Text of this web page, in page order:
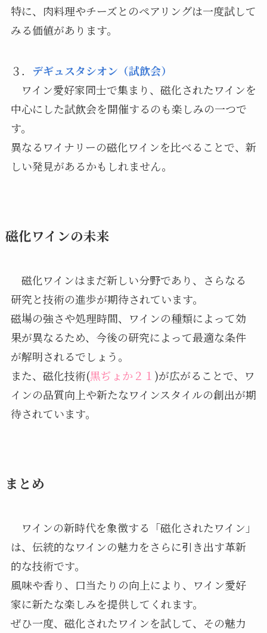
特に、肉料理やチーズとのペアリングは一度試して
みる価値があります。
３． デギュスタシオン（試飲会）
ワイン愛好家同士で集まり、磁化されたワインを
中心にした試飲会を開催するのも楽しみの一つで
す。
異なるワイナリーの磁化ワインを比べることで、新
しい発見があるかもしれません。
磁化ワインの未来
磁化ワインはまだ新しい分野であり、さらなる
研究と技術の進歩が期待されています。
磁場の強さや処理時間、ワインの種類によって効
果が異なるため、今後の研究によって最適な条件
が解明されるでしょう。
また、磁化技術(黒ぢょか２１ )が広がることで、ワ
インの品質向上や新たなワインスタイルの創出が期
待されています。
まとめ
ワインの新時代を象徴する「磁化されたワイン」
は、伝統的なワインの魅力をさらに引き出す革新
的な技術です。
風味や香り、口当たりの向上により、ワイン愛好
家に新たな楽しみを提供してくれます。
ぜひ一度、磁化されたワインを試して、その魅力